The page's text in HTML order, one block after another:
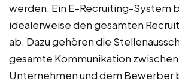
werden. Ein E-Recruiting-System
idealerweise den gesamten
ab. Dazu gehören die
gesamte Kommunikation
Unternehmen und dem Bewerber